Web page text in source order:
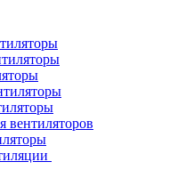
вентиляторов